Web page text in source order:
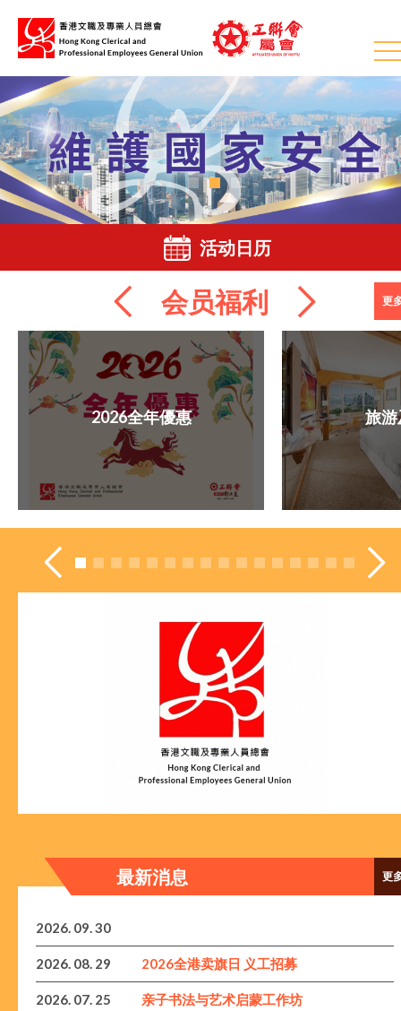
活动日历
会员福利 更
2026全年優惠 旅游
最新消息 更
2026. 09. 30
2026. 08. 29 2026全港卖旗日 义工招募
2026. 07. 25 亲子书法与艺术启蒙工作坊